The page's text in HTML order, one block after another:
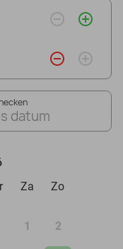
remove_circle_outline add_circle_outline
remove_circle_outline add_circle_outline
datum
Za Zo
1 2